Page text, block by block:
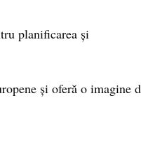
planificarea și
și oferă o imagine